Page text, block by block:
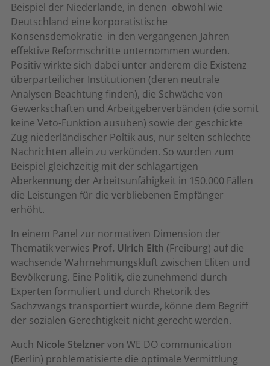
Beispiel der Niederlande, in denen  obwohl wie
Deutschland eine korporatistische
Konsensdemokratie  in den vergangenen Jahren
effektive Reformschritte unternommen wurden.
Positiv wirkte sich dabei unter anderem die Existenz
überparteilicher Institutionen (deren neutrale
Analysen Beachtung finden), die Schwäche von
Gewerkschaften und Arbeitgeberverbänden (die somit
keine Veto-Funktion ausüben) sowie der geschickte
Zug niederländischer Poltik aus, nur selten schlechte
Nachrichten allein zu verkünden. So wurden zum
Beispiel gleichzeitig mit der schlagartigen
Aberkennung der Arbeitsunfähigkeit in 150.000 Fällen
die Leistungen für die verbliebenen Empfänger
erhöht.
In einem Panel zur normativen Dimension der
Thematik verwies Prof. Ulrich Eith (Freiburg) auf die
wachsende Wahrnehmungskluft zwischen Eliten und
Bevölkerung. Eine Politik, die zunehmend durch
Experten formuliert und durch Rhetorik des
Sachzwangs transportiert würde, könne dem Begriff
der sozialen Gerechtigkeit nicht gerecht werden.
Auch Nicole Stelznervon WE DO communication
(Berlin) problematisierte die optimale Vermittlung